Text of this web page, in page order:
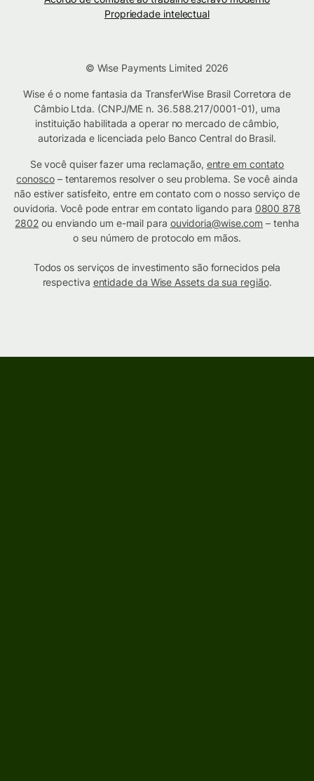
Propriedade intelectual
© Wise Payments Limited 2026
Wise é o nome fantasia da TransferWise Brasil Corretora de
Câmbio Ltda. (CNPJ/ME n. 36.588.217/0001-01), uma
instituição habilitada a operar no mercado de câmbio,
autorizada e licenciada pelo Banco Central do Brasil.
Se você quiser fazer uma reclamação, entre em contato
conosco– tentaremos resolver o seu problema. Se você ainda
não estiver satisfeito, entre em contato com o nosso serviço de
ouvidoria. Você pode entrar em contato ligando para 0800 878
2802 ou enviando um e-mail para ouvidoria@wise.com – tenha
o seu número de protocolo em mãos.
Todos os serviços de investimento são fornecidos pela
respectiva entidade da Wise Assets da sua região.